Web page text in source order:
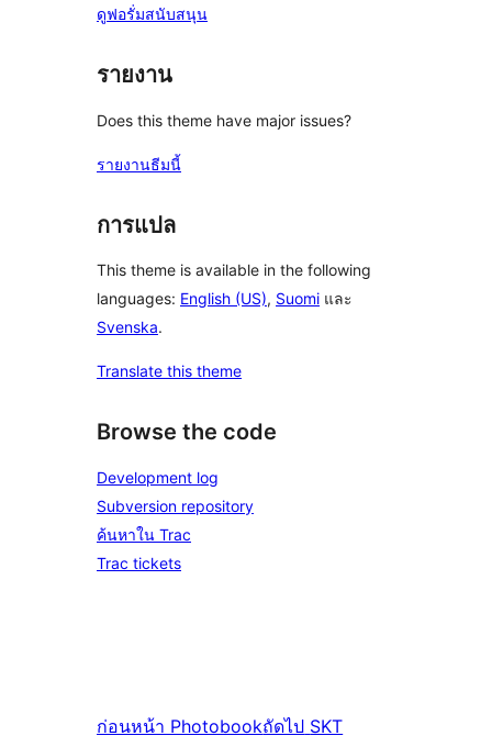
ดูฟอรั่มสนับสนุน
รายงาน
Does this theme have major issues?
รายงานธีมนี้
การแปล
This theme is available in the following
languages: English (US), Suomi และ
Svenska.
Translate this theme
Browse the code
Development log
Subversion repository
ค้นหาใน Trac
Trac tickets
ก่อนหน้า Photobookถัดไป SKT